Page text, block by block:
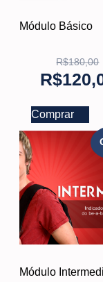
Módulo Básico
R$180,00
R$
Comprar
Módulo